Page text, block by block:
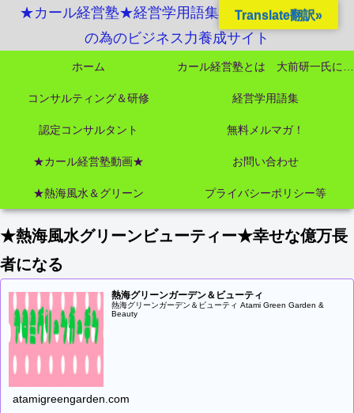
★カール経営塾★経営学用語集起業独立成功MBA
の為のビジネス力養成サイト
ホーム
コンサルティング＆研修 経営学用語集
認定コンサルタント 無料メルマガ！
★カール経営塾動画★ お問い合わせ
★熱海風水＆グリーン プライバシーポリシー等
★熱海風水グリーンビューティー★幸せな億万長
者になる
熱海グリーンガーデン＆ビューティ
熱海グリーンガーデン＆ビューティ Atami Green Garden &
Beauty
atamigreengarden.com
Translate翻訳»